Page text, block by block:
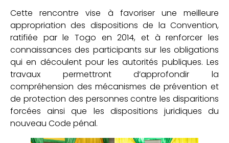
Cette rencontre vise à favoriser une meilleure
appropriation des dispositions de la Convention,
ratifiée par le Togo en 2014, et à renforcer les
connaissances des participants sur les obligations
qui en découlent pour les autorités publiques. Les
travaux permettront d’approfondir la
compréhension des mécanismes de prévention et
de protection des personnes contre les disparitions
forcées ainsi que les dispositions juridiques du
nouveau Code pénal.